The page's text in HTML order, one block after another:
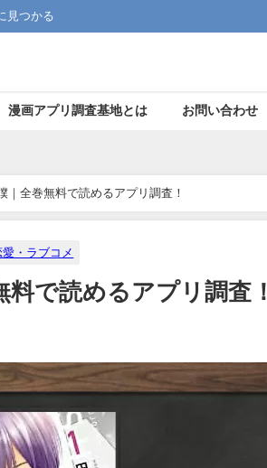
見つかる
漫画アプリ調査基地とは お問い合わせ
｜全巻無料で読めるアプリ調査！
愛・ラブコメ
料で読めるアプリ調査！